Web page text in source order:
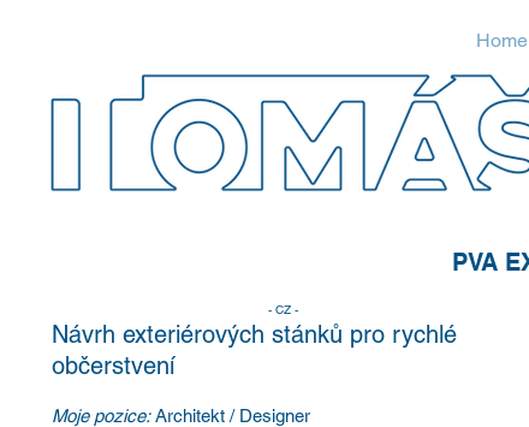
Home
PVA
- CZ -
Návrh exteriérových stánků pro rychlé
občerstvení
Moje pozice:Architekt / Designer